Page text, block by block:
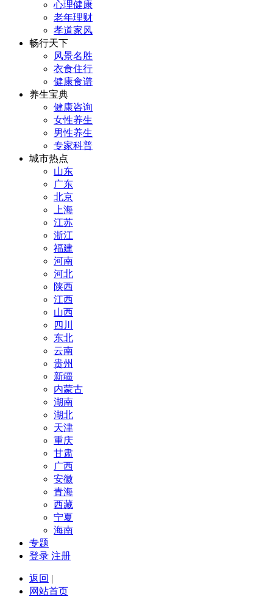
心理健康
老年理财
孝道家风
畅行天下
风景名胜
衣食住行
健康食谱
养生宝典
健康咨询
女性养生
男性养生
专家科普
城市热点
山东
广东
北京
上海
江苏
浙江
福建
河南
河北
陕西
江西
山西
四川
东北
云南
贵州
新疆
内蒙古
湖南
湖北
天津
重庆
甘肃
广西
安徽
青海
西藏
宁夏
海南
专题
登录 注册
返回 |
网站首页